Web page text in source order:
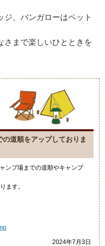
ジ、バンガローはペット
さまで楽しいひとときを
道順をアップしておりま
ンプ場までの道順やキャンプ
ます。
2024年7月3日